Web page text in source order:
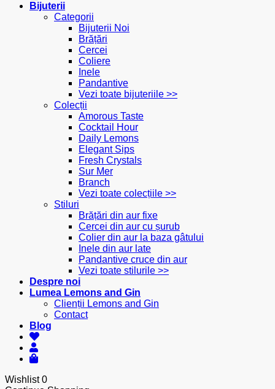
Bijuterii
Categorii
Bijuterii Noi
Brățări
Cercei
Coliere
Inele
Pandantive
Vezi toate bijuteriile >>
Colecții
Amorous Taste
Cocktail Hour
Daily Lemons
Elegant Sips
Fresh Crystals
Sur Mer
Branch
Vezi toate colecțiile >>
Stiluri
Brățări din aur fixe
Cercei din aur cu șurub
Colier din aur la baza gâtului
Inele din aur late
Pandantive cruce din aur
Vezi toate stilurile >>
Despre noi
Lumea Lemons and Gin
Clienții Lemons and Gin
Contact
Blog
Wishlist0